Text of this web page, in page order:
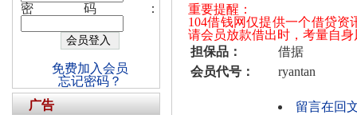
重要提醒：
104借钱网仅提供一个借贷
请会员放款借出时，考量自
担保品：
借据
会员代号：
ryantan
留言在回
密码：
免费加入会员
忘记密码？
广告